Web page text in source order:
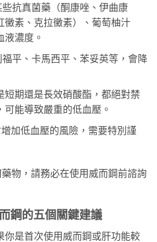
些抗真菌藥（酮康唑、伊曲康
黴素、克拉黴素）、葡萄柚汁
液濃度。
福平、卡馬西平、苯妥英等，會降
短期還是長效硝酸酯，都絕對禁
可能導致嚴重的低血壓。
加低血壓的風險，需要特別謹
物，請務必在使用威而鋼前諮詢
鋼的五個關鍵建議
你是首次使用威而鋼或肝功能較